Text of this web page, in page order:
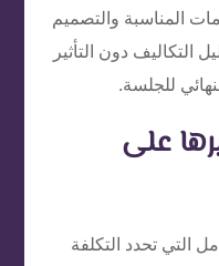
المناسبة والتصميم
التكاليف دون التأثير
للجلسة.
على
التي تحدد التكلفة